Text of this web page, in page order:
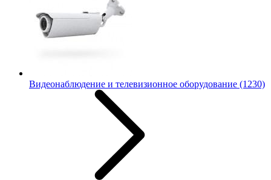
Видеонаблюдение и телевизионное оборудование (1230)